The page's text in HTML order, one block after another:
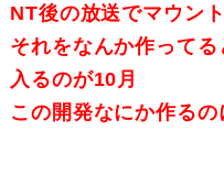
NT後の放送でマウン
それをなんか作って
入るのが10月
この開発なにか作る